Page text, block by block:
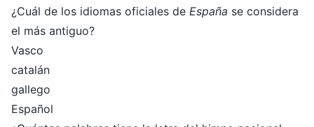
¿Cuál de los idiomas oficiales de España se considera
el más antiguo?
Vasco
catalán
gallego
Español